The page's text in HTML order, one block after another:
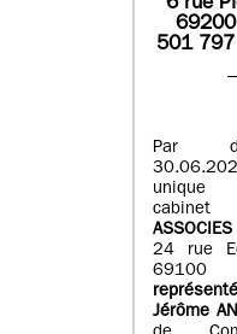
69200
501 797
Par
ASSOCIES
24 rue
69100
r
Jérôme